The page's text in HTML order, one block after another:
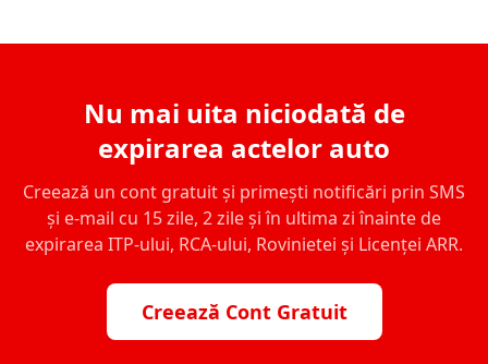
Nu mai uita niciodată de
expirarea actelor auto
Creează un cont gratuit și primești notificări prin SMS
și e-mail cu 15 zile, 2 zile și în ultima zi înainte de
expirarea ITP-ului, RCA-ului, Rovinietei și Licenței ARR.
Creează Cont Gratuit